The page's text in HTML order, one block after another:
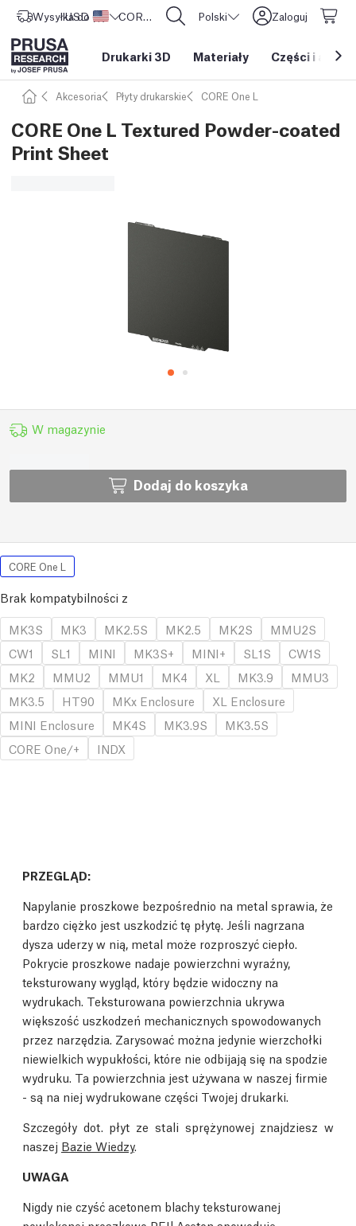
Wysyłka do Stany Zjednoczone
USD ($) CORE One L: Już w sprzedaży! Polski Zaloguj
Drukarki 3D Materiały Części i
Akcesoria Płyty drukarskie CORE One L
CORE One L Textured Powder-coated
Print Sheet
W magazynie
Dodaj do koszyka
CORE One L
Brak kompatybilności z
MK3S
MK3 MK2.5S MK2.5 MK2S
MMU2S
CW1
SL1 MINI MK3S+ MINI+ SL1S
CW1S
MK2
MMU2 MMU1 MK4 XL MK3.9
MMU3
MK3.5
HT90 MKx Enclosure
XL Enclosure
MINI Enclosure
MK4S MK3.9S
MK3.5S
CORE One/+
INDX
PRZEGLĄD:
Napylanie proszkowe bezpośrednio na metal sprawia, że
bardzo ciężko jest uszkodzić tę płytę. Jeśli nagrzana
dysza uderzy w nią, metal może rozproszyć ciepło.
Pokrycie proszkowe nadaje powierzchni wyraźny,
teksturowany wygląd, który będzie widoczny na
wydrukach. Teksturowana powierzchnia ukrywa
większość uszkodzeń mechanicznych spowodowanych
przez narzędzia. Zarysować można jedynie wierzchołki
niewielkich wypukłości, które nie odbijają się na spodzie
wydruku. Ta powierzchnia jest używana w naszej firmie
- są na niej wydrukowane części Twojej drukarki.
Szczegóły dot. płyt ze stali sprężynowej znajdziesz w
naszej Bazie Wiedzy.
UWAGA
Nigdy nie czyść acetonem blachy teksturowanej